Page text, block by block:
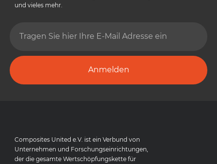
und vieles mehr.
Anmelden
Composites United e.V. ist ein Verbund von
Unternehmen und Forschungseinrichtungen,
der die gesamte Wertschöpfungskette für